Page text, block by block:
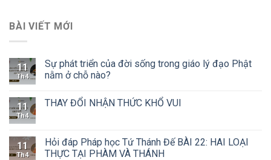
BÀI VIẾT MỚI
11
Th4
Sự phát triển của đời sống trong giáo lý đạo Phật
nằm ở chỗ nào?
11
Th4
THAY ĐỔI NHẬN THỨC KHỔ VUI
11
Th4
Hỏi đáp Pháp học Tứ Thánh Đế BÀI 22: HAI LOẠI
THỰC TẠI PHÀM VÀ THÁNH